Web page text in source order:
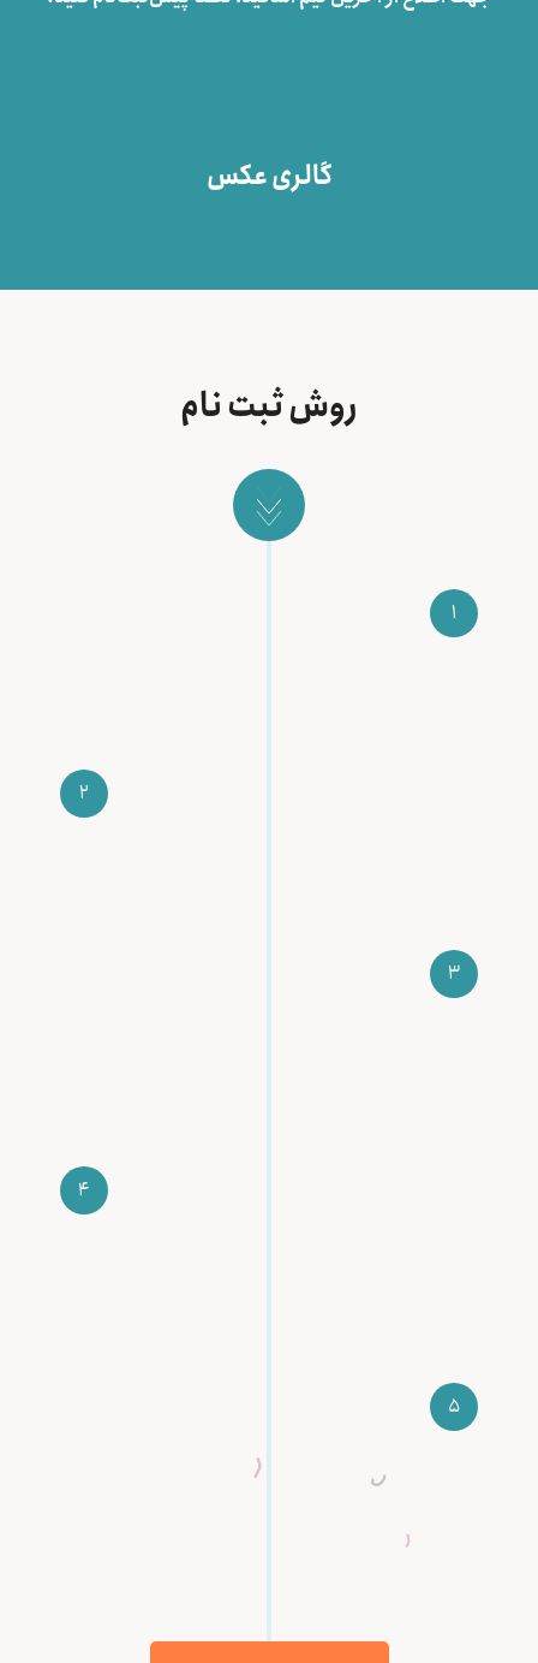
گالری عکس
روش ثبت نام
اگر خودت رو علاقه‌مند به شرکت در دوره‌ای میبینی
1
2
بعدش ما باهاتون تماس می گیریم تا بیشتر و بهتر
تصمیمت که قطعی شد، میتونی از طریق کارت به
3
4
قبل شروع دوره، جزئیات بیشتر مثل محل و ساعت
بعد از پایان دوره، گواهینامه دو زبانه به آدرسی که
اعلام کردی ارسال میشه و حالا یک مهندس
5